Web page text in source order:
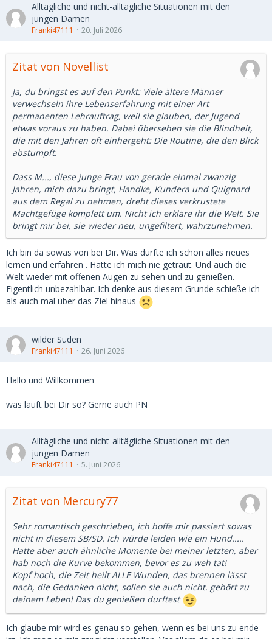
Ich persönlich muss sagen, ich habe eine deutliche Neigung
zu Frauen bis maximal 24 Jahre. Aber um es gleich
bewegten sich sicher in einem Bereich, der nach außen hin
an Escort erinnern konnte. Für mich war jedoch immer
entscheidend, eine echte zwischenmenschliche Beziehung
aufzubauen. Irgendwann kannte ich stets den vollständigen
Namen, das genaue Alter und die Lebenssituation meines
Gegenübers. Absolute Diskretion war und ist für mich
selbstverständlich. Ich hätte niemals einem SB geschadet,
sie bedrängt oder gar gestalkt und diese Fairness habe ich
auch zurückbekommen.
Ich denke Sugardating ist im Moment schwierig und nur
etwas für wenige Männer. Viele "normale" junge Frauen (ob
nun Studentin, Auszubildende oder suchend) sind aktuell
bereit sich gegen Summe X zu spontanen rein sexuellen
Dates mit alten Männern zu treffen - ohne jegliches
Kennenlernen und ohne überhaupt ein Foto zu kennen. Gut
für viele Männer, welche sonst eher nur Prostituierte
besuchen.
konservativ?) und dies werde ich nie in Anspruch nehmen.
Ich denke das einige dieser heute jungen Frauen
irgendwann beschämt, beziehungsgestört und sogar mit
diese Begegnungen zurückdenken werden, welche im
damit. Für mich: Allein der unverstellte Blick einer jüngeren
Generation war für mich eine Bereicherung. Genau das
macht für mich einen wesentlichen Teil einer guten Sugar-
Forum
Alltägliche und nicht-alltägliche Situationen mit den
jungen Damen
Franki47111 20. Juli 2026
Zitat von Novellist
Ja, du bringst es auf den Punkt: Viele ältere Männer
verwechseln ihre Lebenserfahrung mit einer Art
permanenten Lehrauftrag, weil sie glauben, der Jugend
etwas voraus zu haben. Dabei übersehen sie die Blindheit,
die mit den Jahren oft einhergeht: Die Routine, die den Blick
abstumpft.
Dass M..., diese junge Frau von gerade einmal zwanzig
Jahren, mich dazu bringt, Handke, Kundera und Quignard
aus dem Regal zu nehmen, dreht dieses verkrustete
Machtgefüge komplett um. Nicht ich erkläre ihr die Welt. Sie
bringt mir bei, sie wieder neu, ungefiltert, wahrzunehmen.
Ich bin da sowas von bei Dir. Was durfte ich schon alles neues
lernen und erfahren . Hätte ich mich nie getraut. Und auch die
Welt wieder mit offenen Augen zu sehen und zu genießen.
Eigentlich unbezahlbar. Ich denke aus diesem Grunde schieße ich
als auch mal über das Ziel hinaus
wilder Süden
Franki47111 26. Juni 2026
Hallo und Willkommen
was läuft bei Dir so? Gerne auch PN
Alltägliche und nicht-alltägliche Situationen mit den
jungen Damen
Franki47111 5. Juni 2026
Zitat von Mercury77
Sehr romantisch geschrieben, ich hoffe mir passiert sowas
nicht in diesem SB/SD. Ich würde leiden wie ein Hund.....
Hatte aber auch ähnliche Momente bei meiner letzten, aber
hab noch die Kurve bekommen, bevor es zu weh tat!
Kopf hoch, die Zeit heilt ALLE Wunden, das brennen lässt
nach, die Gedanken nicht, sollen sie auch nicht. gehört zu
deinem Leben! Das du genießen durftest
Ich glaube mir wird es genau so gehen, wenn es bei uns zu ende